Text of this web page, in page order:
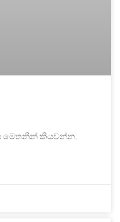
මෙතනින් කියවන්න.